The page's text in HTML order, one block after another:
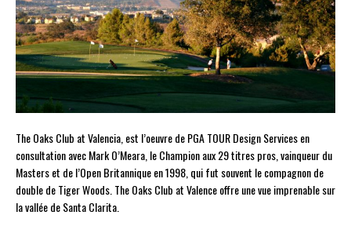
The Oaks Club at Valencia, est l’oeuvre de PGA TOUR Design Services en
consultation avec Mark O’Meara, le Champion aux 29 titres pros, vainqueur du
Masters et de l’Open Britannique en 1998, qui fut souvent le compagnon de
double de Tiger Woods. The Oaks Club at Valence offre une vue imprenable sur
la vallée de Santa Clarita.